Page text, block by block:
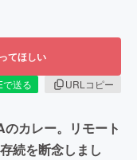
てほしい
で送る
URLコピー
カレー。リモート
続を断念しまし